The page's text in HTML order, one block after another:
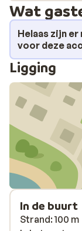
Wat
Helaas zijn
voor deze
Ligging
In de buurt
Strand: 100 m